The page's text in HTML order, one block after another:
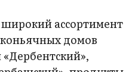
ассортимент
домов